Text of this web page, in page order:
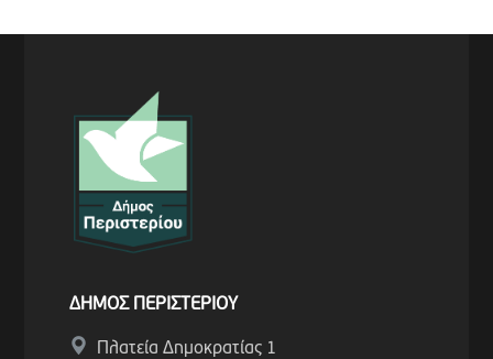
ΔΗΜΟΣ ΠΕΡΙΣΤΕΡΙΟΥ
Πλατεία Δημοκρατίας 1